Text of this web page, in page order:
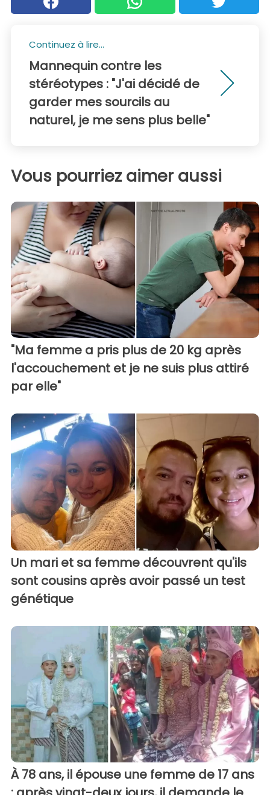
Continuez à lire...
Mannequin contre les
stéréotypes : "J'ai décidé de
garder mes sourcils au
naturel, je me sens plus belle"
Vous pourriez aimer aussi
"Ma femme a pris plus de 20 kg après
l'accouchement et je ne suis plus attiré
par elle"
Un mari et sa femme découvrent qu'ils
sont cousins après avoir passé un test
génétique
À 78 ans, il épouse une femme de 17 ans